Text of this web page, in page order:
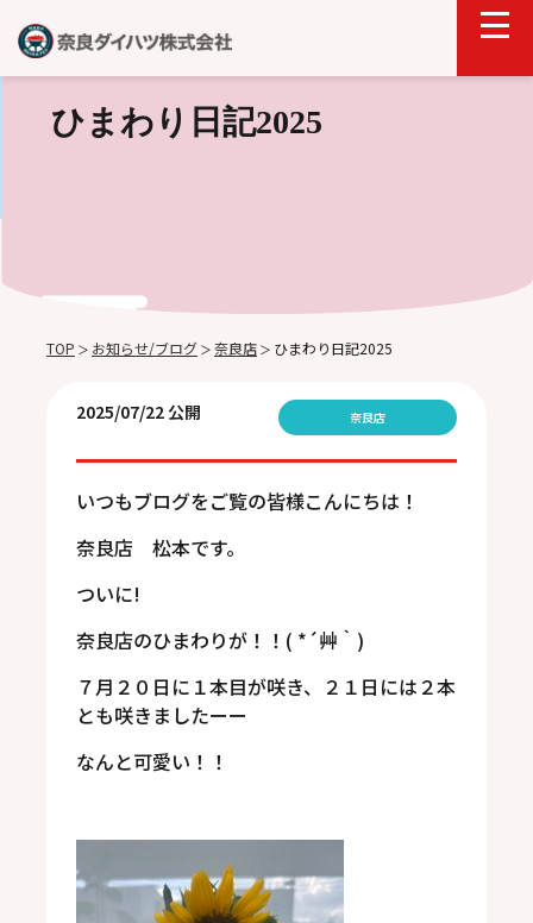
ひまわり日記2025
TOP ＞ お知らせ/ブログ ＞ 奈良店 ＞ ひまわり日記2025
2025/07/22 公開 奈良店
いつもブログをご覧の皆様こんにちは！
奈良店 松本です。
ついに!
奈良店のひまわりが！！( *´艸｀)
７月２０日に１本目が咲き、２１日には２本
とも咲きましたーー
なんと可愛い！！